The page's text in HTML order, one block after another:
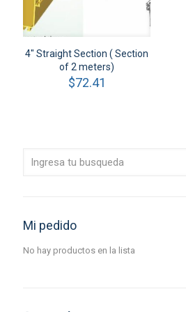
4″ Straight Section ( Section
of 2 meters)
$72.41
Mi pedido
No hay productos en la lista